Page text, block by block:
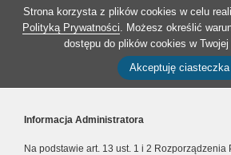
Strona korzysta z plików cookies w celu
Polityką Prywatności. Możesz określić
dostępu do plików cookies w
Akceptuję ciasteczka
Informacja Administratora
Na podstawie art. 13 ust. 1 i 2 Rozporządzenia